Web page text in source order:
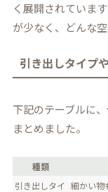
く展開されていま
が少なく、どんな
引き出しタイプ
下記のテーブルに
まとめました。
種類
引き出しタイ
細かい物